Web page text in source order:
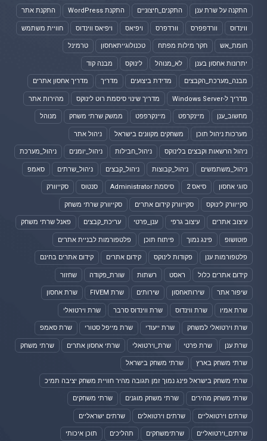
התקנה על שרת ענן התקנים_חיצוניים התקנת WordPress התקנת אתר
ווינדוס וורדפפרס וורדפרס ויפיאס ויפיאס ווינדוס חוויית משתמש
חומת_אש חקר מילות מפתח טכנולוגייתאחסון טרמינל
יתרונות אחסון בענן לא_מנוהל לינוקס מבנה קוד
מבנה_מערכת_הקבצים מדידת ביצועים מדריך מדריך אחסון אתרים
מדריך ל-Windows Server מדריך שינוי סיסמת רוט לינוקס מהירות אתר
מחשוב_ענן מיינקרפט מיינקרפפט ממשק שרתי משחק מנוהל
מערכות ניהול תוכן משחקים מקוונים בישראל ניהול אתר
ניהול הרשאות וקבצים בלינוקס ניהול_חבילות ניהול_יומנים ניהול_מערכת
ניהול_משתמשים ניהול_קבוצות ניהול_קבצים ניהול_שרתים סאמפ
סוגי אחסון סיאס 2 סיסמת Administrator סנטוס סקייוורק
סקייוורק לינוקס סקייוורק קידום אתרים סקייוורק שרתי משחק
עיצוב אתרים עיצוב גרפי ענן_פרטי עריכת_קבצים פאנל שרתי משחק
פוטושופ פינג נמוך פיתוח תוכן פלטפורמות לבניית אתרים
פלטפורמות ענן פקודות לינוקס קידום אתרים קידום אתרים בחינם
קידום אתרים כלול ראסט רשתות שורת_פקודה שחזור
שיפור אתר שירותאחסון שירותים שרת FIVEM שרת אחסון
שרת אמיו שרת ווינדוס שרת ווינדוס סרבר שרת וירטואלי
שרת וירטואלי למשחק שרת ייעודי שרת מייפל סטורי שרת סאמפ
שרת ענן שרת פרטי שרת_וירטואלי שרתי אחסון אתרים שרתי משחק
שרתי משחק בארץ שרתי משחק בישראל
שרתי משחק בישראל פינג נמוך זמן תגובה מהיר חוויית משחק יציבה תמיכ
שרתי משחק מהירים שרתי משחק מוגנים שרתי משחקים
שרתים וירטואליים שרתים וירטואלים שרתים ישראליים
שרתים_וירטואליים שרתימשחקים תהליכים תוכן איכותי